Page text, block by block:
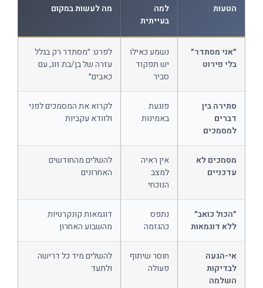
הטעות
למה
בעייתית
מה לעשות במקום
״אני מסתדר״
בלי פירוט
נשמע כאילו
יש תפקוד
סביר
לפרט: ״מסתדר רק בגלל
עזרה של בן/בת זוג, עם
כאבים״
סתירה בין
דברים
למסמכים
פוגעת
באמינות
לקרוא את המסמכים לפני
ולוודא עקביות
מסמכים לא
עדכניים
אין ראיה
למצב
הנוכחי
להשלים מהחודשים
האחרונים
״הכול כואב״
ללא דוגמאות
נתפס
כהגזמה
דוגמאות קונקרטיות
מהשבוע האחרון
אי-הגעה
לבדיקות
השלמה
חוסר שיתוף
פעולה
להשלים מיד כל דרישה
ולתעד